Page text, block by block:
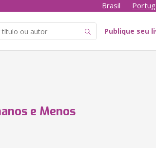
Brasil
Publique seu
e Menos